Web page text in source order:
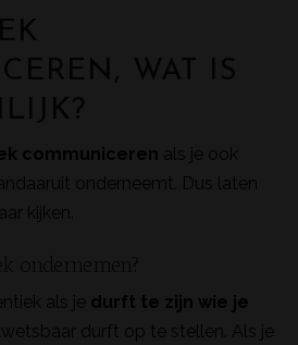
communiceren als je ook
onderneemt. Dus laten
kijken.
als je durft te zijn wie je
durft op te stellen. Als je